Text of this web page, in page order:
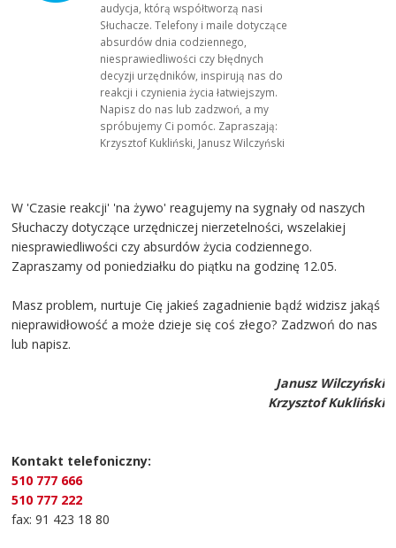
audycja, którą współtworzą nasi
Słuchacze. Telefony i maile dotyczące
absurdów dnia codziennego,
niesprawiedliwości czy błędnych
decyzji urzędników, inspirują nas do
reakcji i czynienia życia łatwiejszym.
Napisz do nas lub zadzwoń, a my
spróbujemy Ci pomóc. Zapraszają:
Krzysztof Kukliński, Janusz Wilczyński
W 'Czasie reakcji' 'na żywo' reagujemy na sygnały od naszych
Słuchaczy dotyczące urzędniczej nierzetelności, wszelakiej
niesprawiedliwości czy absurdów życia codziennego.
Zapraszamy od poniedziałku do piątku na godzinę 12.05.
Masz problem, nurtuje Cię jakieś zagadnienie bądź widzisz jakąś
nieprawidłowość a może dzieje się coś złego? Zadzwoń do nas
lub napisz.
Janusz Wilczyński
Krzysztof Kukliński
Kontakt telefoniczny:
510 777 666
510 777 222
fax: 91 423 18 80